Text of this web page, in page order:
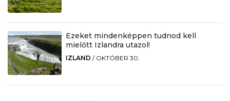
Ezeket mindenképpen tudnod kell
mielőtt Izlandra utazol!
IZLAND / OKTÓBER 30.